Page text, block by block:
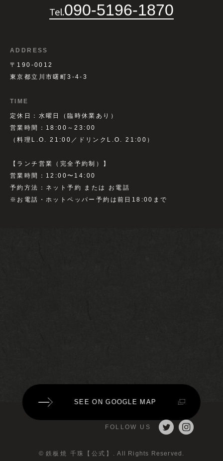
Tel.090-5196-1870
ADDRESS
〒190-0012
東京都立川市曙町3-4-3
TIME
定休日：水曜日（臨時休業あり）
営業時間：18:00～23:00
（料理L.O. 21:00／ドリンクL.O. 21:00）
【ランチ営業（完全予約制）】
営業時間：12:00〜14:00
予約方法：ネット予約 または お電話
※お電話・ホットペッパー予約は前日18:00まで
SEE ON GOOGLE MAP
© 鉄板焼 千珠【公式】 . All Rights Reserved.
FOLLOW US